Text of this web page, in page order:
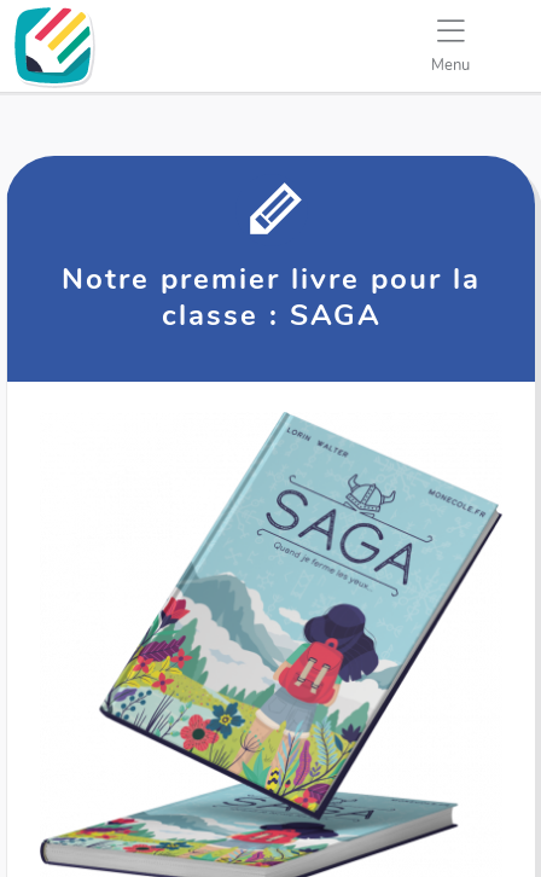
Menu
Notre premier livre pour la
classe : SAGA